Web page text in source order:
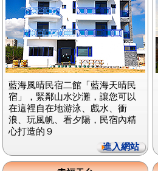
藍海風晴民宿二館「藍海天晴民
宿」，緊鄰山水沙灘，讓您可以
在這裡自在地游泳、戲水、衝
浪、玩風帆、看夕陽，民宿內精
心打造的９
進入網站